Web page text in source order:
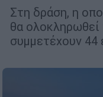
Στη δράση, η
θα
συμμετέχουν 44